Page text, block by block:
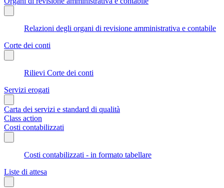
Relazioni degli organi di revisione amministrativa e contabile
Corte dei conti
Rilievi Corte dei conti
Servizi erogati
Carta dei servizi e standard di qualità
Class action
Costi contabilizzati
Costi contabilizzati - in formato tabellare
Liste di attesa